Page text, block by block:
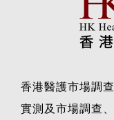
香港醫護市場調
實測及市場調查